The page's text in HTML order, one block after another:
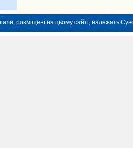
розміщені на цьому сайті, належать